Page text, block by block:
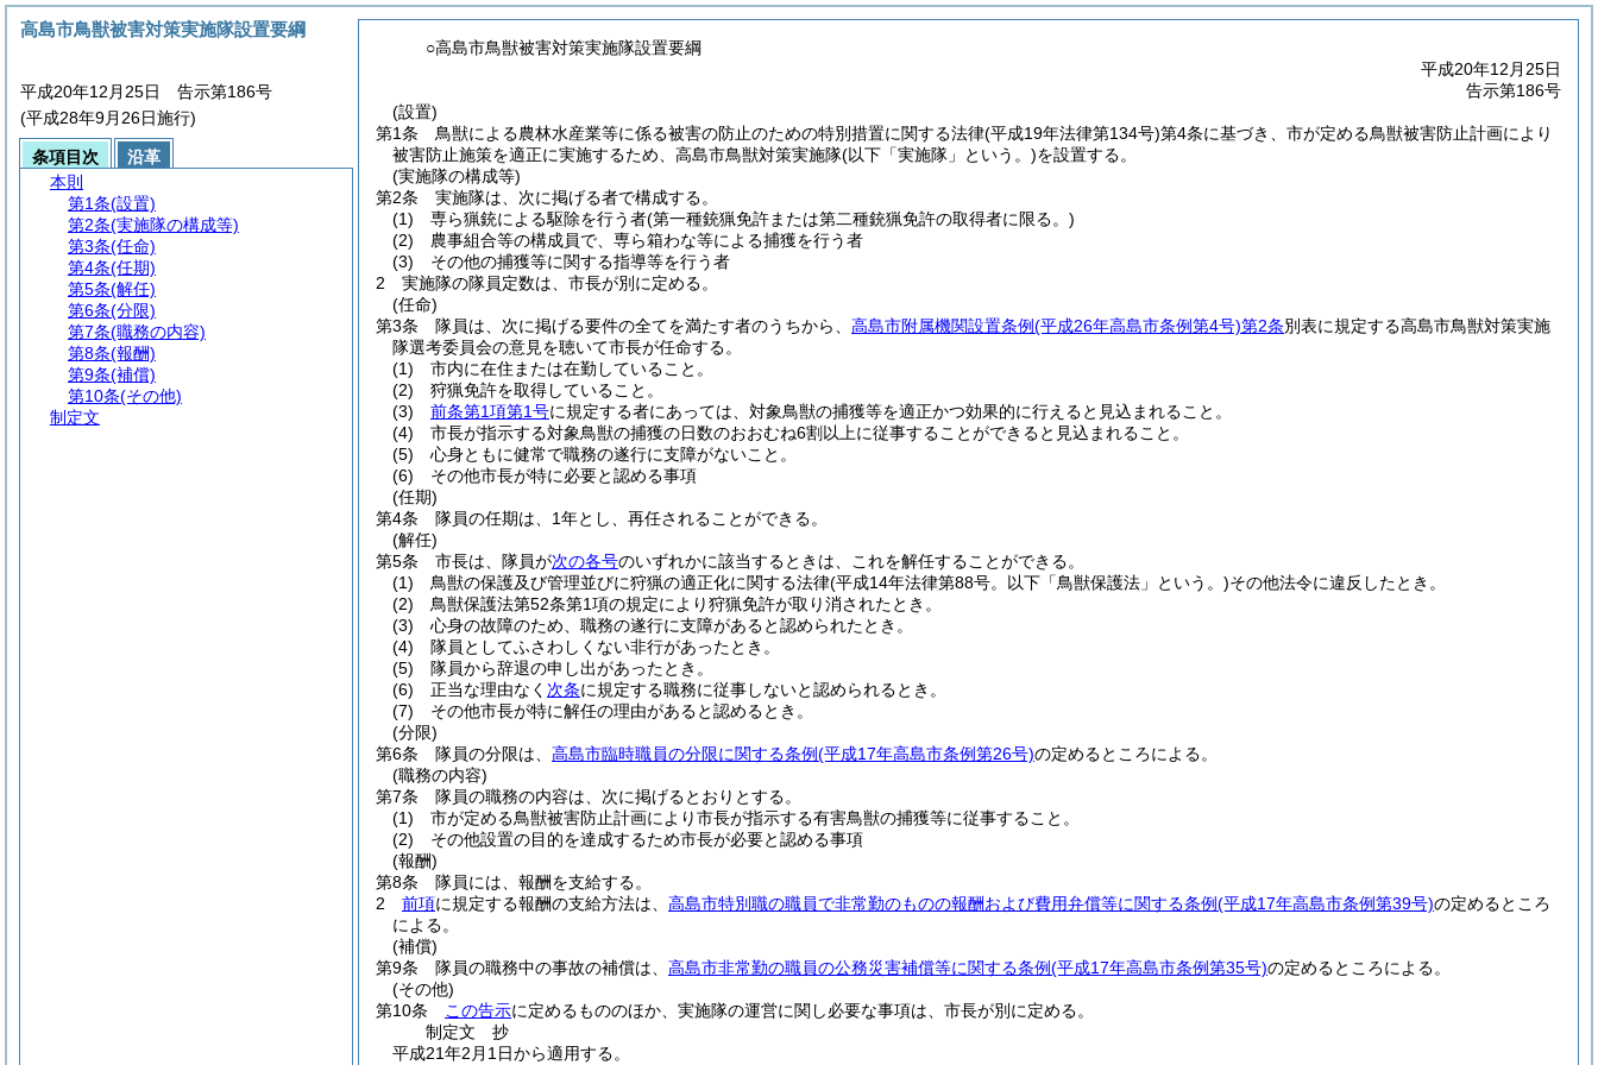
○高島市鳥獣被害対策実施隊設置要綱
平成20年12月25日
告示第186号
(設置)
第1条
鳥獣による農林水産業等に係る被害の防止のための特別措置に関する法律(平成19年法律第134号)第4条に基づき、市が定める鳥獣被害防止計画により
被害防止施策を適正に実施するため、高島市鳥獣対策実施隊(以下「実施隊」という。)を設置する。
(実施隊の構成等)
第2条
実施隊は、次に掲げる者で構成する。
(1)
専ら猟銃による駆除を行う者(第一種銃猟免許または第二種銃猟免許の取得者に限る。)
(2)
農事組合等の構成員で、専ら箱わな等による捕獲を行う者
(3)
その他の捕獲等に関する指導等を行う者
2
実施隊の隊員定数は、市長が別に定める。
(任命)
第3条
隊員は、次に掲げる要件の全てを満たす者のうちから、 高島市附属機関設置条例(平成26年高島市条例第4号)第2条別表に規定する高島市鳥獣対策実施
隊選考委員会の意見を聴いて市長が任命する。
(1)
市内に在住または在勤していること。
(2)
狩猟免許を取得していること。
(3)
前条第1項第1号に規定する者にあっては、対象鳥獣の捕獲等を適正かつ効果的に行えると見込まれること。
(4)
市長が指示する対象鳥獣の捕獲の日数のおおむね6割以上に従事することができると見込まれること。
(5)
心身ともに健常で職務の遂行に支障がないこと。
(6)
その他市長が特に必要と認める事項
(任期)
第4条
隊員の任期は、1年とし、再任されることができる。
(解任)
第5条
市長は、隊員が次の各号のいずれかに該当するときは、これを解任することができる。
(1)
鳥獣の保護及び管理並びに狩猟の適正化に関する法律(平成14年法律第88号。以下「鳥獣保護法」という。)その他法令に違反したとき。
(2)
鳥獣保護法第52条第1項の規定により狩猟免許が取り消されたとき。
(3)
心身の故障のため、職務の遂行に支障があると認められたとき。
(4)
隊員としてふさわしくない非行があったとき。
(5)
隊員から辞退の申し出があったとき。
(6)
正当な理由なく 次条に規定する職務に従事しないと認められるとき。
(7)
その他市長が特に解任の理由があると認めるとき。
(分限)
第6条
隊員の分限は、 高島市臨時職員の分限に関する条例(平成17年高島市条例第26号)の定めるところによる。
(職務の内容)
第7条
隊員の職務の内容は、次に掲げるとおりとする。
(1)
市が定める鳥獣被害防止計画により市長が指示する有害鳥獣の捕獲等に従事すること。
(2)
その他設置の目的を達成するため市長が必要と認める事項
(報酬)
第8条
隊員には、報酬を支給する。
2
前項に規定する報酬の支給方法は、 高島市特別職の職員で非常勤のものの報酬および費用弁償等に関する条例(平成17年高島市条例第39号)の定めるところ
による。
(補償)
第9条
隊員の職務中の事故の補償は、 高島市非常勤の職員の公務災害補償等に関する条例(平成17年高島市条例第35号)の定めるところによる。
(その他)
第10条
この告示に定めるもののほか、実施隊の運営に関し必要な事項は、市長が別に定める。
制定文 抄
平成21年2月1日から適用する。
高島市鳥獣被害対策実施隊設置要綱
平成20年12月25日 告示第186号
(平成28年9月26日施行)
条項目次
沿革
本則
第1条(設置)
第2条(実施隊の構成等)
第3条(任命)
第4条(任期)
第5条(解任)
第6条(分限)
第7条(職務の内容)
第8条(報酬)
第9条(補償)
第10条(その他)
制定文